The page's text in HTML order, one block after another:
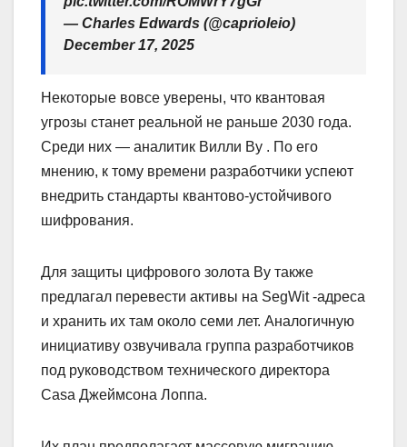
— Charles Edwards (@caprioleio)
December 17, 2025
Некоторые вовсе уверены, что квантовая
угрозы станет реальной не раньше 2030 года.
Среди них — аналитик Вилли Ву . По его
мнению, к тому времени разработчики успеют
внедрить стандарты квантово-устойчивого
шифрования.
Для защиты цифрового золота Ву также
предлагал перевести активы на SegWit -адреса
и хранить их там около семи лет. Аналогичную
инициативу озвучивала группа разработчиков
под руководством технического директора
Casa Джеймсона Лоппа.